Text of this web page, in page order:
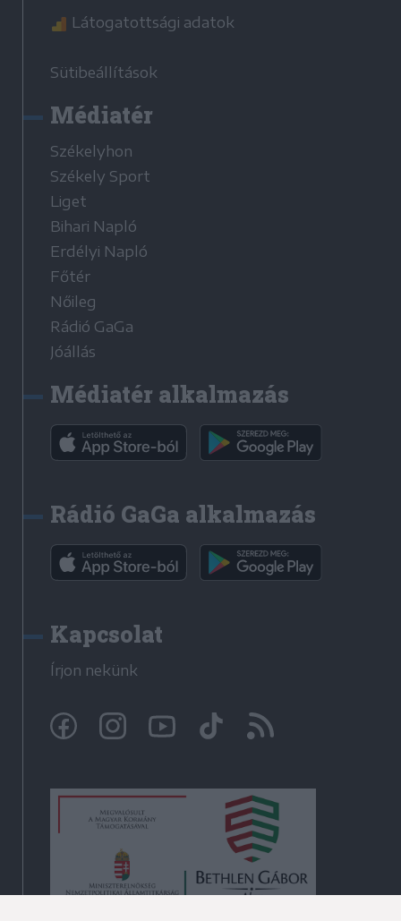
Látogatottsági adatok
Sütibeállítások
Médiatér
Székelyhon
Székely Sport
Liget
Bihari Napló
Erdélyi Napló
Főtér
Nőileg
Rádió GaGa
Jóállás
Médiatér alkalmazás
Rádió GaGa alkalmazás
Kapcsolat
Írjon nekünk